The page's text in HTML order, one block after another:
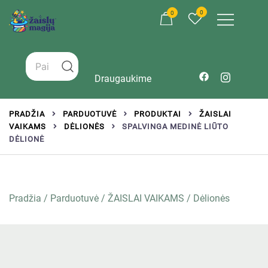
0 0
Draugaukime
PRADŽIA PARDUOTUVĖ PRODUKTAI
ŽAISLAI
VAIKAMS
DĖLIONĖS
SPALVINGA MEDINĖ LIŪTO
DĖLIONĖ
Pradžia / Parduotuvė / ŽAISLAI VAIKAMS / Dėlionės